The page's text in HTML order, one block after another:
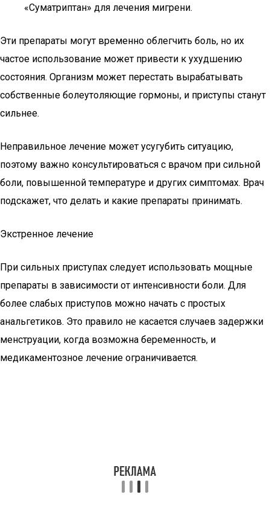
«Суматриптан» для лечения мигрени.
Эти препараты могут временно облегчить боль, но их
частое использование может привести к ухудшению
состояния. Организм может перестать вырабатывать
собственные болеутоляющие гормоны, и приступы станут
сильнее.
Неправильное лечение может усугубить ситуацию,
поэтому важно консультироваться с врачом при сильной
боли, повышенной температуре и других симптомах. Врач
подскажет, что делать и какие препараты принимать.
Экстренное лечение
При сильных приступах следует использовать мощные
препараты в зависимости от интенсивности боли. Для
более слабых приступов можно начать с простых
анальгетиков. Это правило не касается случаев задержки
менструации, когда возможна беременность, и
медикаментозное лечение ограничивается.